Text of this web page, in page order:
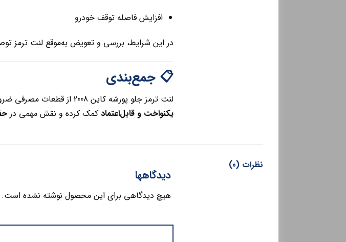
افزایش فاصله توقف خودرو
در این شرایط، بررسی و تعویض به‌موقع لنت ترمز
📋 جمع‌بندی
لنت ترمز جلو پورشه کاین 2008 از قطعات مصرفی ضروری سیستم ترمز جلو است که با ایجاد اصطکاک استاندارد، به
یکنواخت و قابل‌اعتماد کمک کرده و نقش مهمی در
نظرات (0)
دیدگاهها
هیچ دیدگاهی برای این محصول نوشته نشده است.